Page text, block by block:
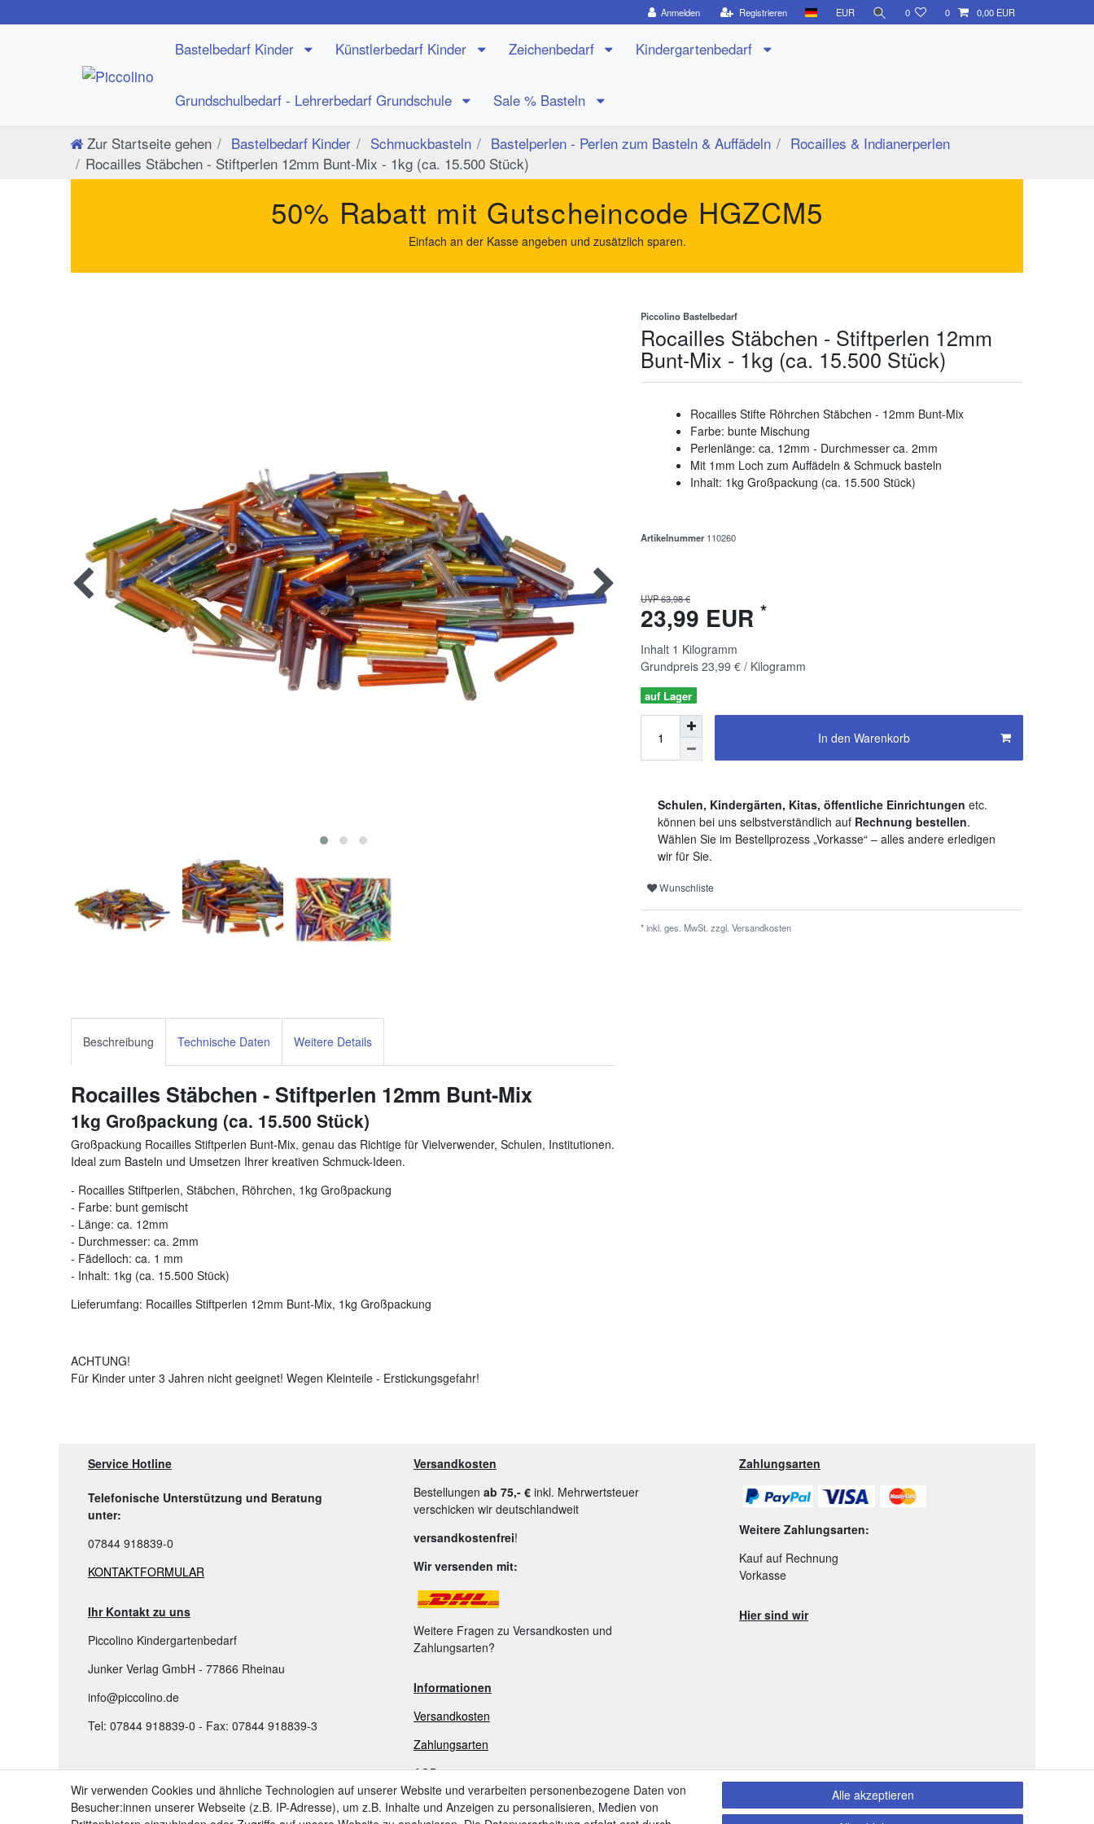
Anmelden Registrieren EUR 0 0 0,00 EUR
Bastelbedarf Kinder Künstlerbedarf Kinder Zeichenbedarf Kindergartenbedarf
Grundschulbedarf - Lehrerbedarf Grundschule Sale % Basteln
Zur Startseite gehen Bastelbedarf Kinder Schmuckbasteln Bastelperlen - Perlen zum Basteln & Auffädeln
Rocailles & Indianerperlen
Rocailles Stäbchen - Stiftperlen 12mm Bunt-Mix - 1kg (ca. 15.500 Stück)
50% Rabatt mit Gutscheincode HGZCM5
Einfach an der Kasse angeben und zusätzlich sparen.
Piccolino Bastelbedarf
Rocailles Stäbchen - Stiftperlen 12mm
Bunt-Mix - 1kg (ca. 15.500 Stück)
Rocailles Stifte Röhrchen Stäbchen - 12mm Bunt-Mix
Farbe: bunte Mischung
Perlenlänge: ca. 12mm - Durchmesser ca. 2mm
Mit 1mm Loch zum Auffädeln & Schmuck basteln
Inhalt: 1kg Großpackung (ca. 15.500 Stück)
Artikelnummer 110260
UVP 63,98 €
23,99 EUR *
Inhalt 1 Kilogramm
Grundpreis 23,99 € / Kilogramm
auf Lager
In den Warenkorb
Schulen, Kindergärten, Kitas, öffentliche Einrichtungen etc.
können bei uns selbstverständlich auf Rechnung bestellen.
Wählen Sie im Bestellprozess „Vorkasse“ – alles andere erledigen
wir für Sie.
Wunschliste
* inkl. ges. MwSt. zzgl. Versandkosten
Beschreibung Technische Daten Weitere Details
Rocailles Stäbchen - Stiftperlen 12mm Bunt-Mix
1kg Großpackung (ca. 15.500 Stück)
Großpackung Rocailles Stiftperlen Bunt-Mix, genau das Richtige für Vielverwender, Schulen, Institutionen.
Ideal zum Basteln und Umsetzen Ihrer kreativen Schmuck-Ideen.
- Rocailles Stiftperlen, Stäbchen, Röhrchen, 1kg Großpackung
- Farbe: bunt gemischt
- Länge: ca. 12mm
- Durchmesser: ca. 2mm
- Fädelloch: ca. 1 mm
- Inhalt: 1kg (ca. 15.500 Stück)
Lieferumfang: Rocailles Stiftperlen 12mm Bunt-Mix, 1kg Großpackung
ACHTUNG!
Für Kinder unter 3 Jahren nicht geeignet! Wegen Kleinteile - Erstickungsgefahr!
Service Hotline
Telefonische Unterstützung und Beratung
unter:
07844 918839-0
KONTAKTFORMULAR
Ihr Kontakt zu uns
Piccolino Kindergartenbedarf
Junker Verlag GmbH - 77866 Rheinau
info@piccolino.de
Tel: 07844 918839-0 - Fax: 07844 918839-3
TOP KATEGORIEN:
➤ Kindergartenbedarf
Versandkosten
Bestellungen ab 75,- € inkl. Mehrwertsteuer
verschicken wir deutschlandweit
versandkostenfrei!
Wir versenden mit:
Weitere Fragen zu Versandkosten und
Zahlungsarten?
Informationen
Versandkosten
Zahlungsarten
AGB
Widerrufsrecht
Zahlungsarten
Weitere Zahlungsarten:
Kauf auf Rechnung
Vorkasse
Hier sind wir
Wir verwenden Cookies und ähnliche Technologien auf unserer Website und verarbeiten personenbezogene Daten von
Besucher:innen unserer Webseite (z.B. IP-Adresse), um z.B. Inhalte und Anzeigen zu personalisieren, Medien von
Alle akzeptieren